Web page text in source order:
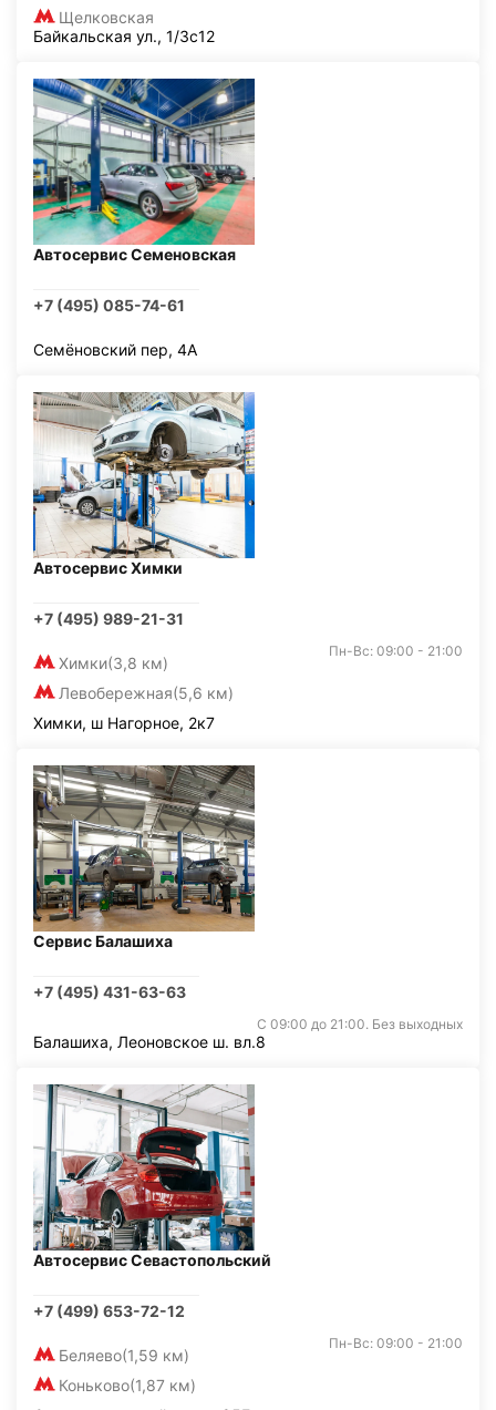
Щелковская
Байкальская ул., 1/3с12
Автосервис Семеновская
+7 (495) 085-74-61
Семёновский пер, 4А
Автосервис Химки
+7 (495) 989-21-31
Химки(3,8 км)
Левобережная(5,6 км)
Пн-Вс: 09:00 - 21:00
Химки, ш Нагорное, 2к7
Сервис Балашиха
+7 (495) 431-63-63
С 09:00 до 21:00. Без выходных
Балашиха, Леоновское ш. вл.8
Автосервис Севастопольский
+7 (499) 653-72-12
Беляево(1,59 км)
Коньково(1,87 км)
Пн-Вс: 09:00 - 21:00